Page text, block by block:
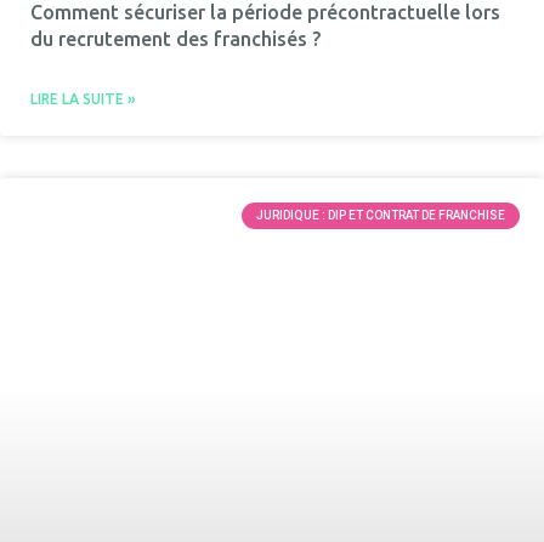
Comment sécuriser la période précontractuelle lors
du recrutement des franchisés ?
LIRE LA SUITE »
JURIDIQUE : DIP ET CONTRAT DE FRANCHISE